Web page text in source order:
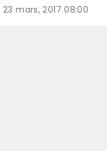
23 mars, 2017 08:00